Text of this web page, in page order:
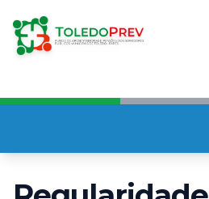
para